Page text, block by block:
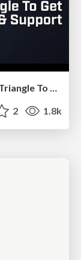
How to Align SEO within the Product Triangle To Get Buy-In & Support - #RIMC
2 1.8k